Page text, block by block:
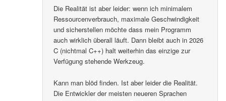
Die Realität ist aber leider: wenn ich minimalem
Ressourcenverbrauch, maximale Geschwindigkeit
und sicherstellen möchte dass mein Programm
auch wirklich überall läuft. Dann bleibt auch in 2026
C (nichtmal C++) halt weiterhin das einzige zur
Verfügung stehende Werkzeug.
Kann man blöd finden. Ist aber leider die Realität.
Die Entwickler der meisten neueren Sprachen